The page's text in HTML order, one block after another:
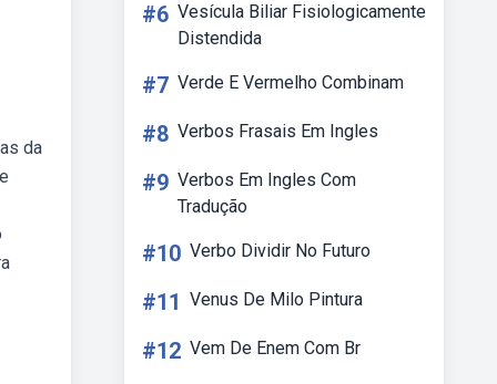
da
#6 Vesícula Biliar Fisiologicamente
Distendida
#7 Verde E Vermelho Combinam
#8 Verbos Frasais Em Ingles
#9 Verbos Em Ingles Com
Tradução
#10 Verbo Dividir No Futuro
#11 Venus De Milo Pintura
#12 Vem De Enem Com Br